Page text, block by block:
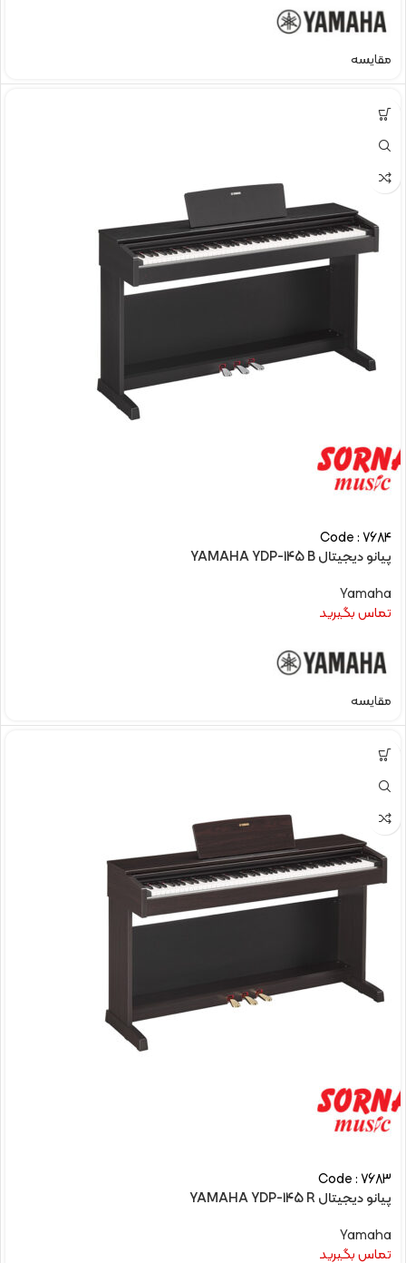
مقایسه
Code : 7684
پیانو دیجیتال YAMAHA YDP-145 B
Yamaha
تماس بگیرید
مقایسه
Code : 7683
پیانو دیجیتال YAMAHA YDP-145 R
Yamaha
تماس بگیرید